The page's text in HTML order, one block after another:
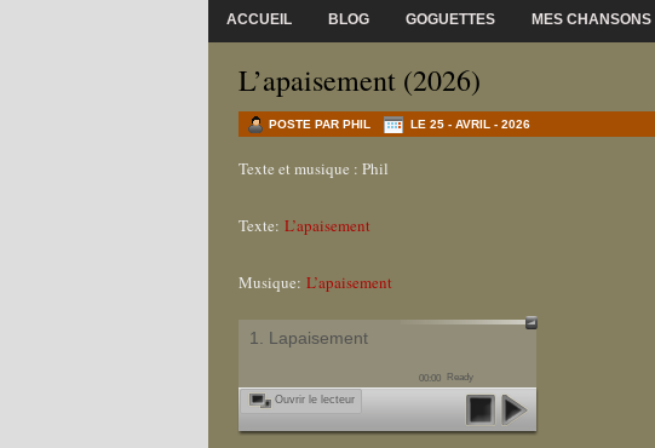
ACCUEIL BLOG GOGUETTES MES CHANSONS
L’apaisement (2026)
POSTE PAR PHIL LE 25 - AVRIL - 2026
Texte et musique : Phil
Texte: L’apaisement
Musique: L’apaisement
1. Lapaisement
00:00 Ready
Ouvrir le lecteur